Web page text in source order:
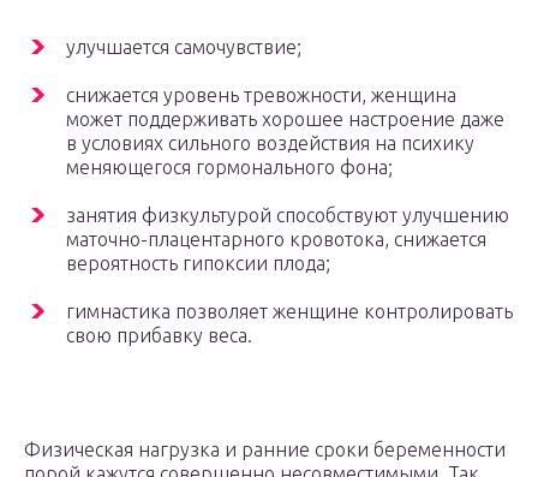
улучшается самочувствие;
снижается уровень тревожности, женщина
может поддерживать хорошее настроение даже
в условиях сильного воздействия на психику
меняющегося гормонального фона;
занятия физкультурой способствуют улучшению
маточно-плацентарного кровотока, снижается
вероятность гипоксии плода;
гимнастика позволяет женщине контролировать
свою прибавку веса.
Физическая нагрузка и ранние сроки беременности